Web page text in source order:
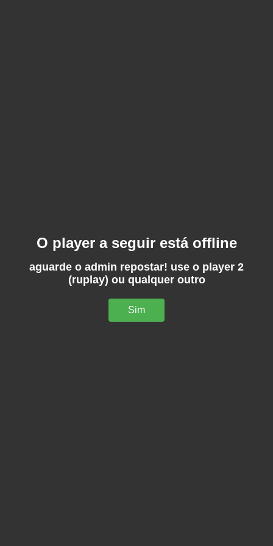
O player a seguir está offline
aguarde o admin repostar! use o player 2
(ruplay) ou qualquer outro
Sim